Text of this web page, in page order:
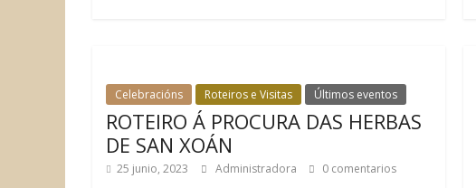
Celebracións Roteiros e Visitas Últimos eventos
ROTEIRO Á PROCURA DAS HERBAS
DE SAN XOÁN
25 junio, 2023 Administradora 0 comentarios